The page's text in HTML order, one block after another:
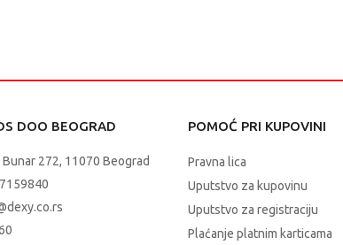
DOO BEOGRAD
Bunar 272, 11070 Beograd
POMOĆ PRI KUPOVINI
Pravna lica
Uputstvo za kupovinu
Uputstvo za registraciju
Plaćanje platnim karticama